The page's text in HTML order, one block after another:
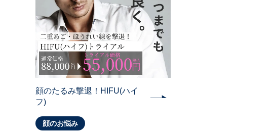
顔のたるみ撃退！HIFU(ハイ
フ)
顔のお悩み